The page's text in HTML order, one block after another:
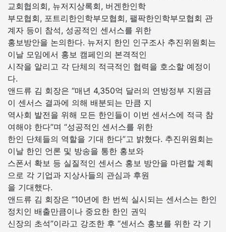
교회협의회, 뉴저지상록회, 버겐한인학
부모협회, 포트리한인학부모협회, 팰팍한인학부모협회 관
계자 등이 참석, 성공적인 센서스를 위한
홍보방안을 논의한다. 뉴저지 한인 인구조사 추진위원회는
이날 모임에서 홍보 캠페인의 본격적인
시작을 알리고 각 단체의 적극적인 협력을 호소할 예정이
다.
앤드류 김 회장은 “매년 4,350억 달러의 연방정부 지원금
이 센서스 결과에 의해 배분되는 만큼 지
역사회 발전을 위해 모든 한인들이 이번 센서스에 적극 참
여해야 한다”며 “성공적인 센서스를 위한
한인 단체들의 역할을 기대 한다”고 밝혔다. 추진위원회는
이날 한인 언론 및 방송을 통한 홍보와
스폰서 확보 등 실질적인 센서스 홍보 방안을 마련할 계획
으로 각 기업과 지상사들의 관심과 후원
을 기대했다.
앤드류 김 회장은 “10년에 한 번씩 실시되는 센서스는 한인
정치인 배출만큼이나 중요한 한인 권익
신장의 초석”이라고 강조한 후 “센서스 홍보를 위한 각 기